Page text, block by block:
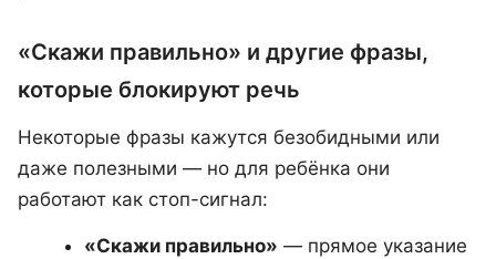
«Скажи правильно» и другие фразы,
которые блокируют речь
Некоторые фразы кажутся безобидными или
даже полезными — но для ребёнка они
работают как стоп-сигнал:
«Скажи правильно» — прямое указание